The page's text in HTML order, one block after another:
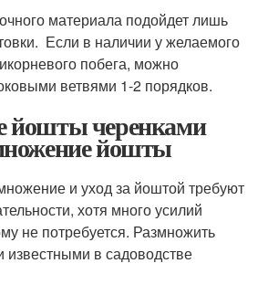
материала подойдет лишь
Если в наличии у желаемого
побега, можно
ветвями 1-2 порядков.
йошты черенками
йошты
и уход за йоштой требуют
хотя много усилий
не потребуется. Размножить
в садоводстве